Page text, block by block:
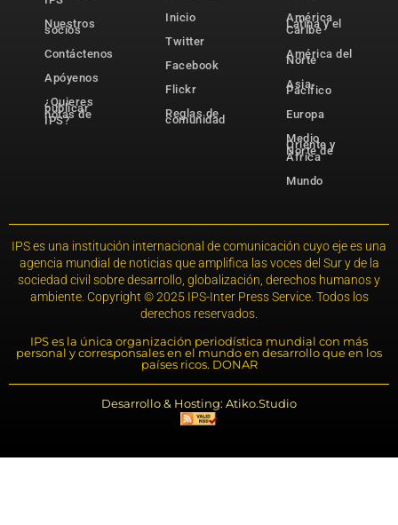
Nuestros
socios
Contáctenos
Apóyenos
¿Quieres
publicar
notas de
IPS?
Inicio
Twitter
Facebook
Flickr
Reglas de
comunidad
América
Latina y el
Caribe
América del
Norte
Asia-
Pacífico
Europa
Medio
Oriente y
Norte de
África
Mundo
IPS es una institución internacional de comunicación cuyo eje es una
agencia mundial de noticias que amplifica las voces del Sur y de la
sociedad civil sobre desarrollo, globalización, derechos humanos y
ambiente. Copyright © 2025 IPS-Inter Press Service. Todos los
derechos reservados.
IPS es la única organización periodística mundial con más
personal y corresponsales en el mundo en desarrollo que en los
países ricos. DONAR
Desarrollo & Hosting: Atiko.Studio